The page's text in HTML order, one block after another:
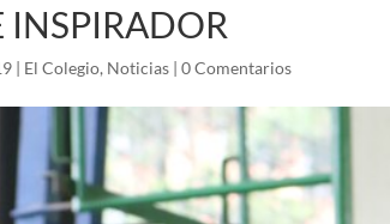
INSPIRADOR
| El Colegio, Noticias |0 Comentarios